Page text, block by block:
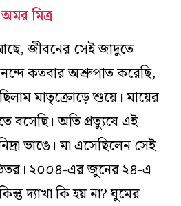
অমর মিত্র
জীবনের সেই জাদুতে
কতবার অশ্রুপাত করেছি,
মাতৃক্রোড়ে শুয়ে। মায়ের
বসেছি। অতি প্রত‌্যুষে এই
ভাঙে। মা এসেছিলেন সেই
২০০৪-এর জুনের ২৪-এ
দ‌্যাখা কি হয় না? ঘুমের